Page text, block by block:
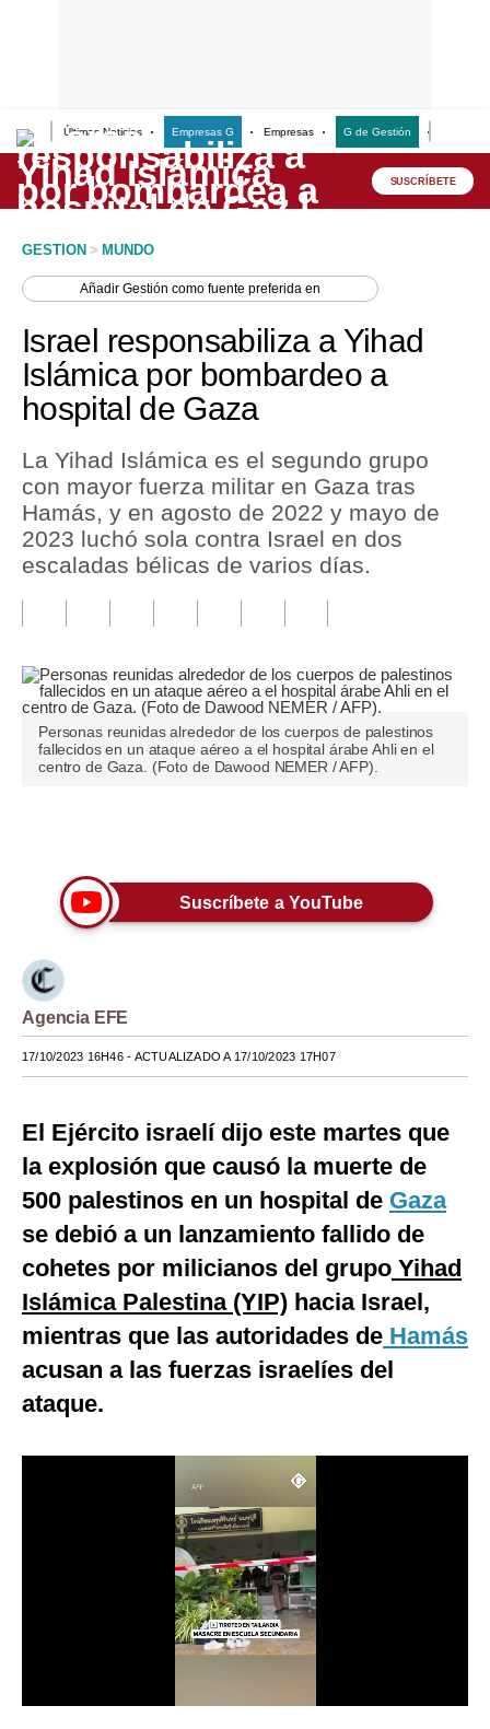
Últimas Noticias Empresas G Empresas G de Gestión
Lo último
Peru Quiosco
Economía
Mercados
Política
Tu Dinero
Finanzas Personales
Opinión
Editorial
Tendencias
Lujo
Viajes
Moda
Estilos
EEUU
España
Internacional
Tecnología
Club del Suscriptor
Mix
SUSCRÍBETE
GESTION > MUNDO
AñadirGestión como fuente preferida en
Israel responsabiliza a Yihad
Islámica por bombardeo a
hospital de Gaza
La Yihad Islámica es el segundo grupo
con mayor fuerza militar en Gaza tras
Hamás, y en agosto de 2022 y mayo de
2023 luchó sola contra Israel en dos
escaladas bélicas de varios días.
Personas reunidas alrededor de los cuerpos de palestinos
fallecidos en un ataque aéreo a el hospital árabe Ahli en el
centro de Gaza. (Foto de Dawood NEMER / AFP).
Suscríbete a YouTube
Agencia EFE
17/10/2023 16H46- ACTUALIZADO A 17/10/2023 17H07
El Ejército israelí dijo este martes que
la explosión que causó la muerte de
500 palestinos en un hospital de Gaza
se debió a un lanzamiento fallido de
cohetes por milicianos del grupo Yihad
Islámica Palestina (YIP) hacia Israel,
mientras que las autoridades de Hamás
acusan a las fuerzas israelíes del
ataque.